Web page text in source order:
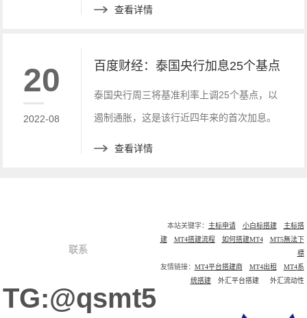
查看详情
20
2022-08
百度财经：泰国央行加息25个基点
泰国央行周三将基准利率上调25个基点，以
遏制通胀，这是该行近四年来的首次加息。
查看详情
联系
TG:@qsmt5
本站关键字： 主标申请 小白标搭建
主标搭
建
MT4搭建流程 如何搭建MT4
MT5無法下
標
友情链接： MT4平台搭建商 MT4出租 MT4系
统搭建
外汇平台搭建 外汇流动性